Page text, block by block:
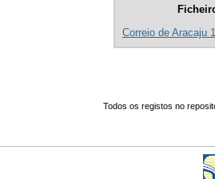
Correio de Aracaju
Todos os registos no